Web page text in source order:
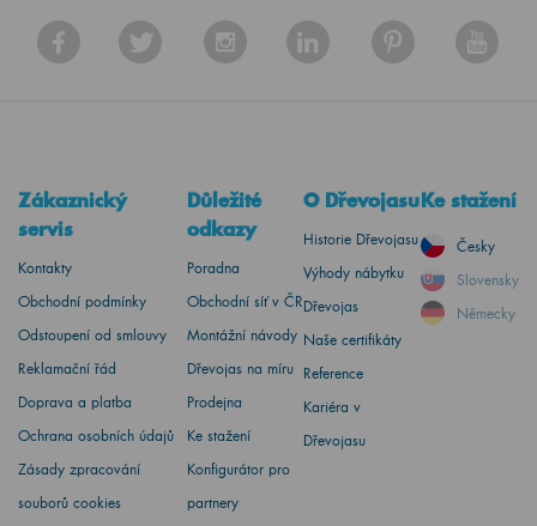
Zákaznický
servis
Kontakty
Obchodní podmínky
Odstoupení od smlouvy
Reklamační řád
Doprava a platba
Ochrana osobních údajů
Zásady zpracování
souborů cookies
Důležité
odkazy
Poradna
Obchodní síť v ČR
Montážní návody
Dřevojas na míru
Prodejna
Ke stažení
Konfigurátor pro
partnery
O Dřevojasu
Historie Dřevojasu
Výhody nábytku
Dřevojas
Naše certifikáty
Reference
Kariéra v
Dřevojasu
Ke stažení
Česky
Slovensky
Německy